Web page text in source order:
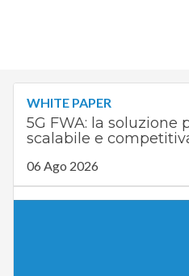
WHITE PAPER
5G FWA: la
scalabile e
06 Ago 2026